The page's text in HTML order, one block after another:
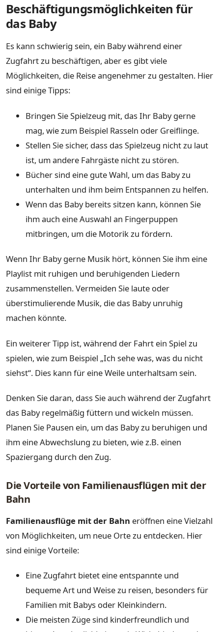
Beschäftigungsmöglichkeiten für
das Baby
Es kann schwierig sein, ein Baby während einer
Zugfahrt zu beschäftigen, aber es gibt viele
Möglichkeiten, die Reise angenehmer zu gestalten. Hier
sind einige Tipps:
Bringen Sie Spielzeug mit, das Ihr Baby gerne
mag, wie zum Beispiel Rasseln oder Greiflinge.
Stellen Sie sicher, dass das Spielzeug nicht zu laut
ist, um andere Fahrgäste nicht zu stören.
Bücher sind eine gute Wahl, um das Baby zu
unterhalten und ihm beim Entspannen zu helfen.
Wenn das Baby bereits sitzen kann, können Sie
ihm auch eine Auswahl an Fingerpuppen
mitbringen, um die Motorik zu fördern.
Wenn Ihr Baby gerne Musik hört, können Sie ihm eine
Playlist mit ruhigen und beruhigenden Liedern
zusammenstellen. Vermeiden Sie laute oder
überstimulierende Musik, die das Baby unruhig
machen könnte.
Ein weiterer Tipp ist, während der Fahrt ein Spiel zu
spielen, wie zum Beispiel „Ich sehe was, was du nicht
siehst“. Dies kann für eine Weile unterhaltsam sein.
Denken Sie daran, dass Sie auch während der Zugfahrt
das Baby regelmäßig füttern und wickeln müssen.
Planen Sie Pausen ein, um das Baby zu beruhigen und
ihm eine Abwechslung zu bieten, wie z.B. einen
Spaziergang durch den Zug.
Die Vorteile von Familienausflügen mit der
Bahn
Familienausflüge mit der Bahn eröffnen eine Vielzahl
von Möglichkeiten, um neue Orte zu entdecken. Hier
sind einige Vorteile:
Eine Zugfahrt bietet eine entspannte und
bequeme Art und Weise zu reisen, besonders für
Familien mit Babys oder Kleinkindern.
Die meisten Züge sind kinderfreundlich und